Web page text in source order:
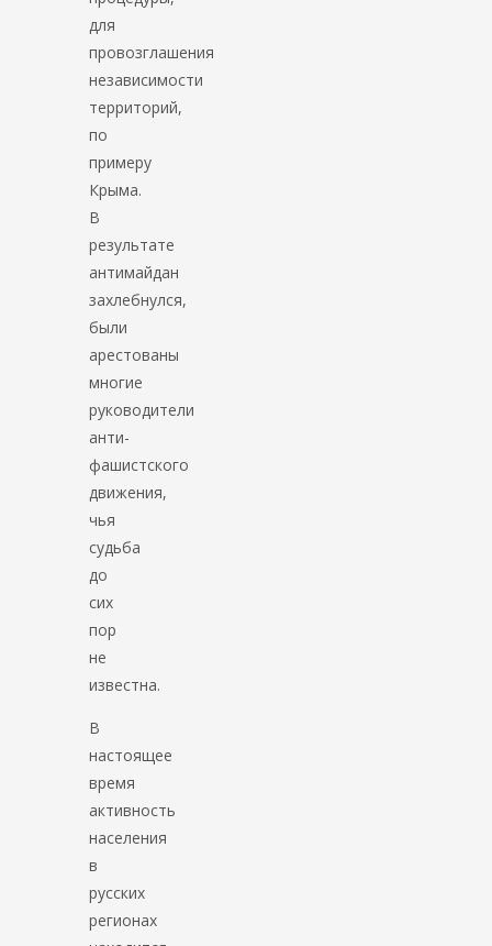
для
провозглашения
независимости
территорий,
по
примеру
Крыма.
В
результате
антимайдан
захлебнулся,
были
арестованы
многие
руководители
анти-
фашистского
движения,
чья
судьба
до
сих
пор
не
известна.
В
настоящее
время
активность
населения
в
русских
регионах